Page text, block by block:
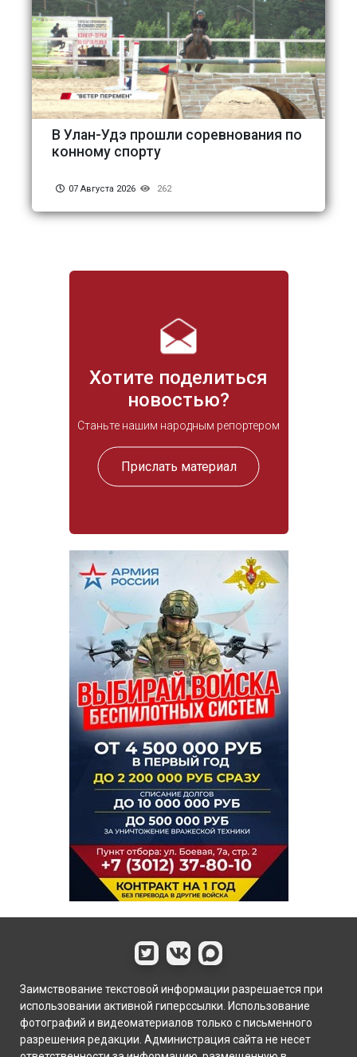
Хотите поделиться
новостью?
Станьте нашим народным репортером
Прислать материал
В Улан-Удэ прошли соревнования по
конному спорту
07 Августа 2026 262
Заимствование текстовой информации разрешается при
использовании активной гиперссылки. Использование
фотографий и видеоматериалов только с письменного
разрешения редакции. Администрация сайта не несет